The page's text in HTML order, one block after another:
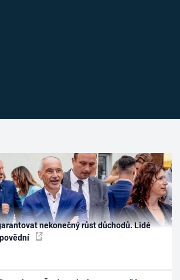
nekonečný růst důchodů. Lidé